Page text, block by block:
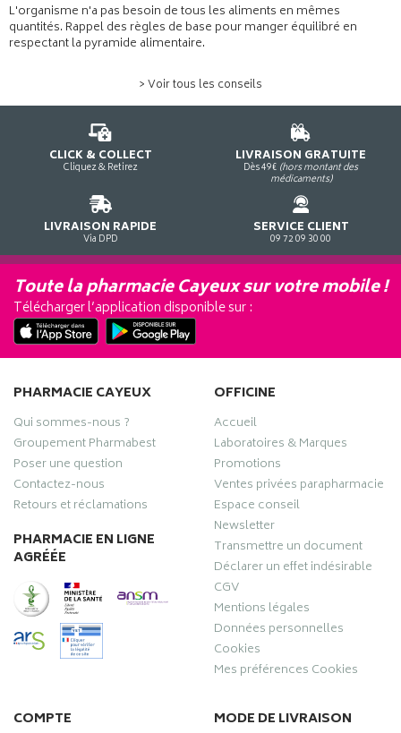
L'organisme n'a pas besoin de tous les aliments en mêmes
quantités. Rappel des règles de base pour manger équilibré en
respectant la pyramide alimentaire.
> Voir tous les conseils
CLICK & COLLECT
Cliquez & Retirez
LIVRAISON GRATUITE
Dès 49€ (hors montant des
médicaments)
LIVRAISON RAPIDE
Via DPD
SERVICE CLIENT
09 72 09 30 00
Toute la pharmacie Cayeux sur votre mobile !
Télécharger l’application disponible sur :
PHARMACIE CAYEUX
Qui sommes-nous ?
Groupement Pharmabest
Poser une question
Contactez-nous
Retours et réclamations
PHARMACIE EN LIGNE
AGRÉÉE
OFFICINE
Accueil
Laboratoires & Marques
Promotions
Ventes privées parapharmacie
Espace conseil
Newsletter
Transmettre un document
Déclarer un effet indésirable
CGV
Mentions légales
Données personnelles
Cookies
Mes préférences Cookies
COMPTE MODE DE LIVRAISON